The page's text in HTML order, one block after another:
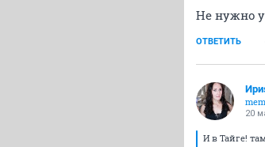
Не нужно
ОТВЕТИТЬ
20
И в Тайге!